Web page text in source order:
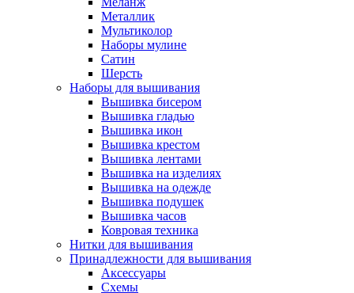
Металлик
Мультиколор
Наборы мулине
Сатин
Шерсть
Наборы для вышивания
Вышивка бисером
Вышивка гладью
Вышивка икон
Вышивка крестом
Вышивка лентами
Вышивка на изделиях
Вышивка на одежде
Вышивка подушек
Вышивка часов
Ковровая техника
Нитки для вышивания
Принадлежности для вышивания
Аксессуары
Схемы